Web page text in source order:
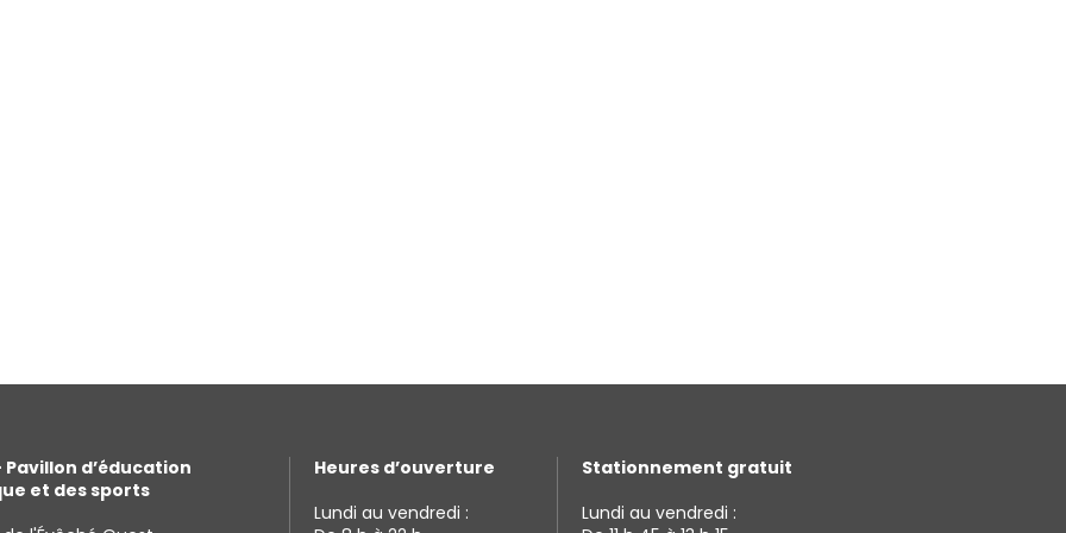
Heures d’ouverture
Lundi au vendredi :
Pavillon d’éducation
et des sports
Stationnement gratuit
Lundi au vendredi :